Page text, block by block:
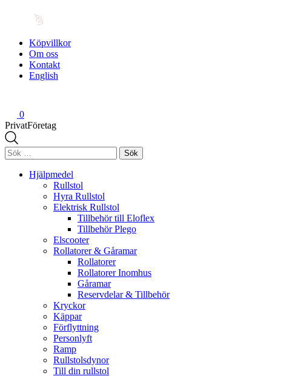
Köpvillkor
Om oss
Kontakt
English
0
PrivatFöretag
Sök
efter:
Hjälpmedel
Rullstol
Hyra Rullstol
Elektrisk Rullstol
Tillbehör till Eloflex
Tillbehör Plego
Elscooter
Rollatorer & Gåramar
Rollatorer
Rollatorer Inomhus
Gåramar
Reservdelar & Tillbehör
Kryckor
Käppar
Förflyttning
Personlyft
Ramp
Rullstolsdynor
Till din rullstol